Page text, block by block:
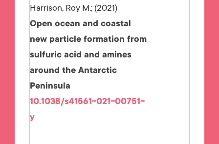
Harrison, Roy M.; 2021
Open ocean and coastal
new particle formation from
sulfuric acid and amines
around the Antarctic
Peninsula
10.1038/s41561-021-00751-
y